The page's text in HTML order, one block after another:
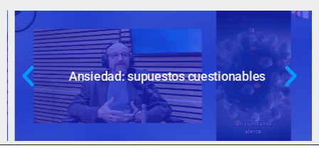
Ansiedad: supuestos cuestionables